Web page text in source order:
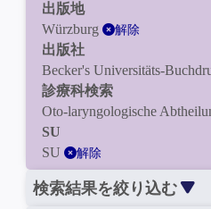
出版地
Würzburg
解除
出版社
Becker's Universitäts-
診療科検索
Oto-laryngologische
SU
SU
解除
検索結果を絞り込む